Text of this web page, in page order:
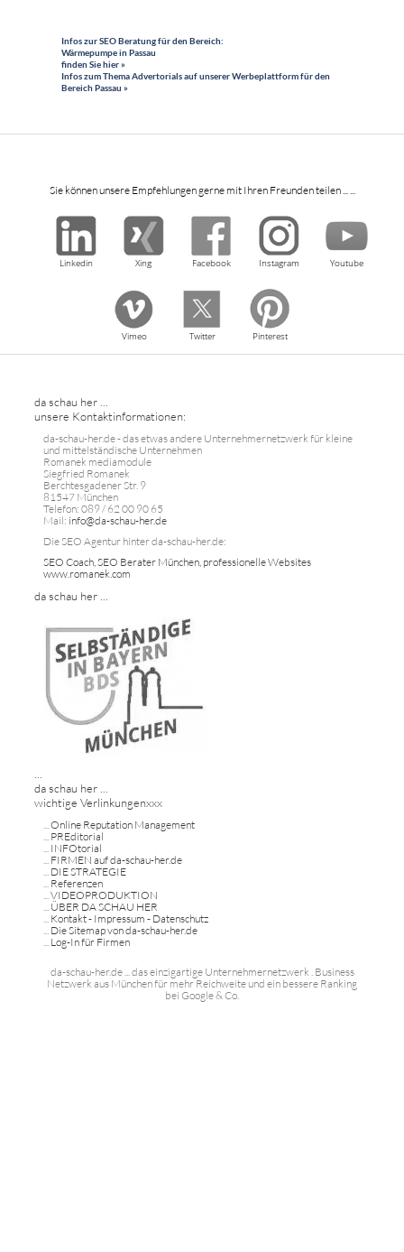
Infos zur SEO Beratung für den Bereich:
Wärmepumpe in Passau
finden Sie hier »
Infos zum Thema Advertorials auf unserer Werbeplattform für den
Bereich Passau »
Sie können unsere Empfehlungen gerne mit Ihren Freunden teilen ... ...
Linkedin Xing Facebook Instagram Youtube
Vimeo Twitter Pinterest
da schau her ...
unsere Kontaktinformationen:
da-schau-her.de - das etwas andere Unternehmernetzwerk für kleine
und mittelständische Unternehmen
Romanek mediamodule
Siegfried Romanek
Berchtesgadener Str. 9
81547 München
Telefon: 089 / 62 00 90 65
Mail: info@da-schau-her.de
Die SEO Agentur hinter da-schau-her.de:
SEO Coach, SEO Berater München, professionelle Websites
www.romanek.com
da schau her ...
da schau her ...
wichtige Verlinkungenxxx
Online Reputation Management
PREditorial
INFOtorial
FIRMEN auf da-schau-her.de
DIE STRATEGIE
Referenzen
VIDEOPRODUKTION
ÜBER DA SCHAU HER
Kontakt - Impressum - Datenschutz
Die Sitemap von da-schau-her.de
Log-In für Firmen
da-schau-her.de ... das einzigartige Unternehmernetzwerk . Business
Netzwerk aus München für mehr Reichweite und ein bessere Ranking
bei Google & Co.